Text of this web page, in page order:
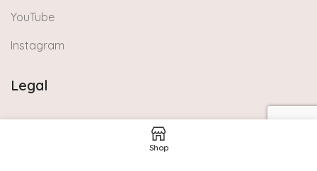
YouTube
Instagram
Legal
Shop